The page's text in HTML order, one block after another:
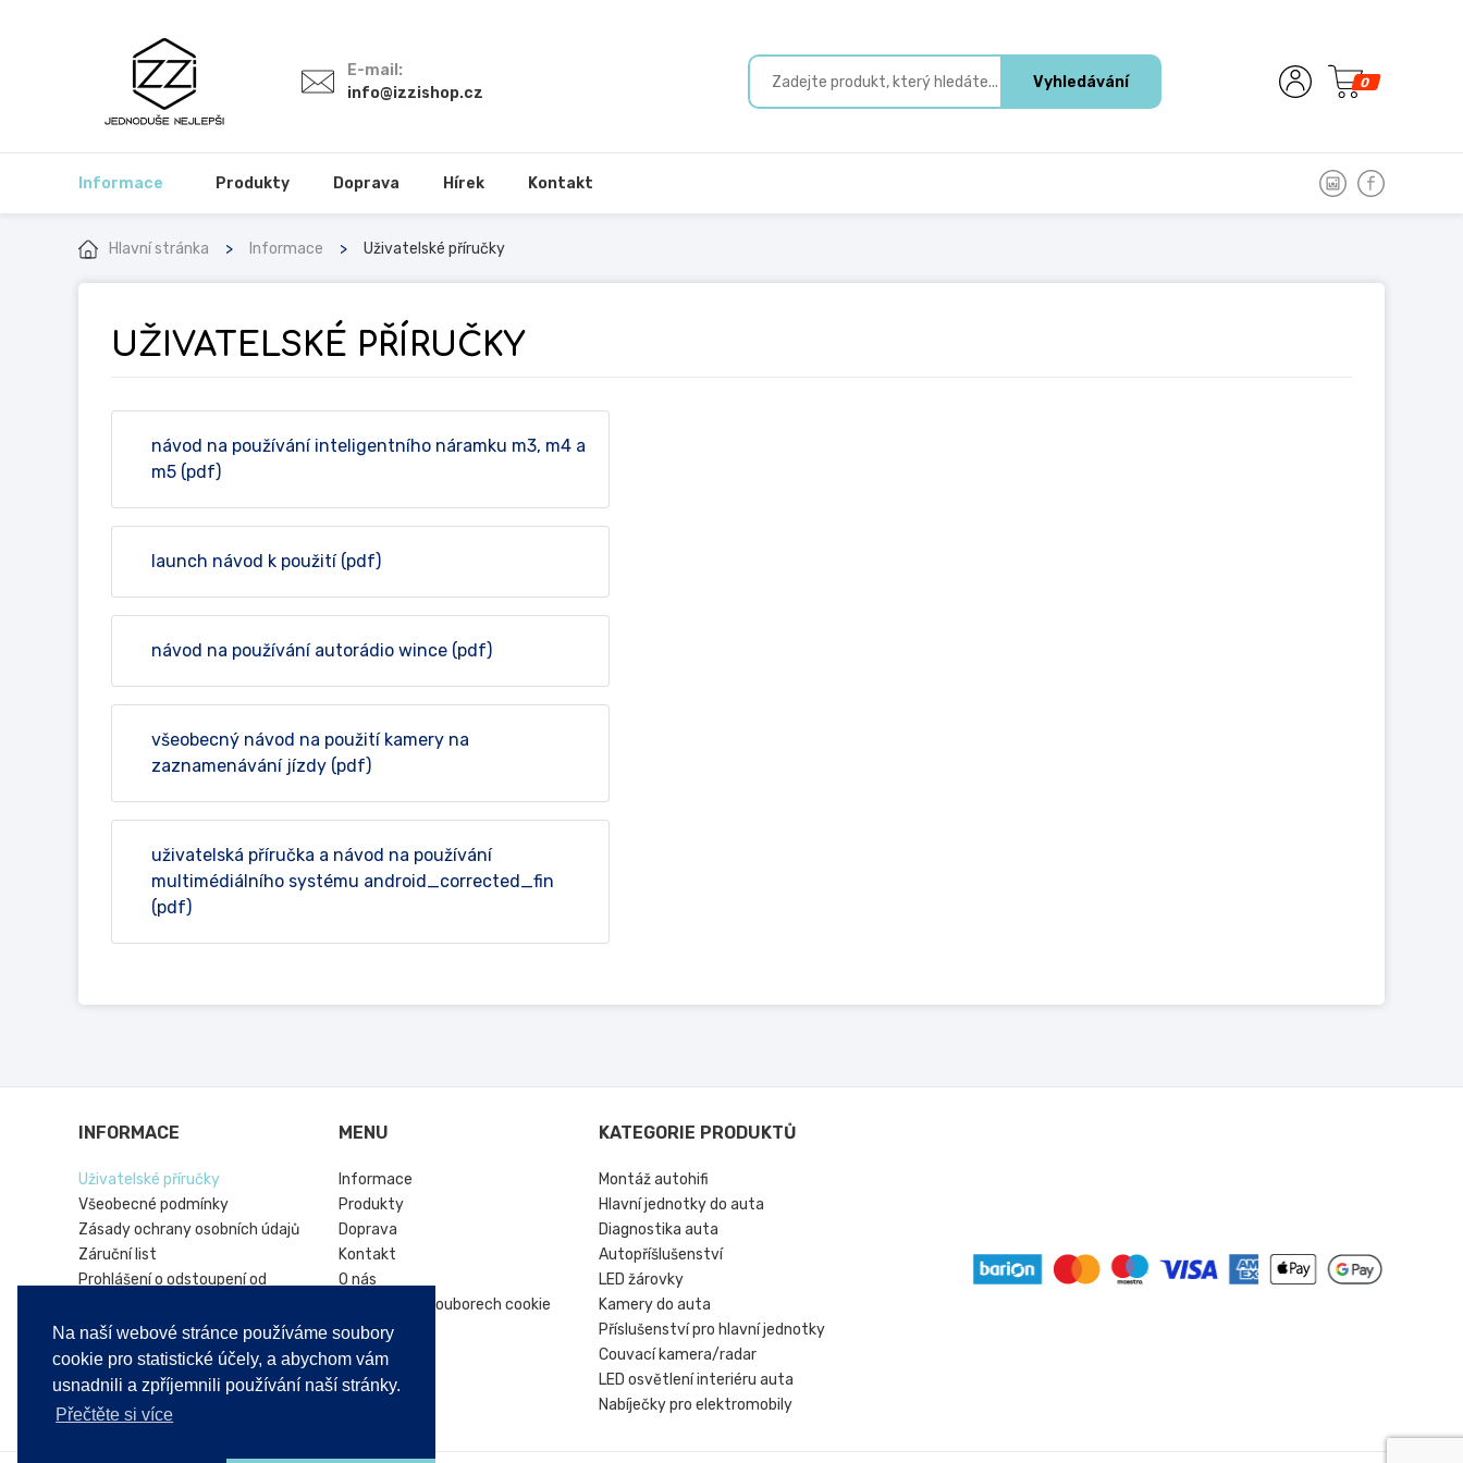
Na naší webové stránce používáme soubory
cookie pro statistické účely, a abychom vám
usnadnili a zpříjemnili používání naší stránky.
Přečtěte si více
E-mail:
info@izzishop.cz
Vyhledávání 0
Informace Produkty Doprava Hírek Kontakt
Hlavní stránka Informace Uživatelské příručky
UŽIVATELSKÉ PŘÍRUČKY
návod na používání inteligentního náramku m3, m4 a
m5 (pdf)
launch návod k použití (pdf)
návod na používání autorádio wince (pdf)
všeobecný návod na použití kamery na
zaznamenávání jízdy (pdf)
uživatelská příručka a návod na používání
multimédiálního systému android_corrected_fin
(pdf)
INFORMACE
Uživatelské příručky
Všeobecné podmínky
Zásady ochrany osobních údajů
Záruční list
Prohlášení o odstoupení od
Online platforma řešení sporů
Vrácení produktu
MENU
Informace
Produkty
Doprava
Kontakt
O nás
Informace o souborech cookie
Hírek
KATEGORIE PRODUKTŮ
Montáž autohifi
Hlavní jednotky do auta
Diagnostika auta
Autopříšlušenství
LED žárovky
Kamery do auta
Příslušenství pro hlavní jednotky
Couvací kamera/radar
LED osvětlení interiéru auta
Nabíječky pro elektromobily